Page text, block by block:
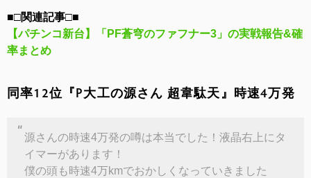
■□関連記事□■
【パチンコ新台】「PF蒼穹のファフナー3」の実戦報告&確
率まとめ
同率12位『P大工の源さん 超韋駄天』時速4万発
源さんの時速4万発の噂は本当でした！液晶右上にタ
イマーがあります！
僕の頭も時速4万kmでおかしくなっていきました